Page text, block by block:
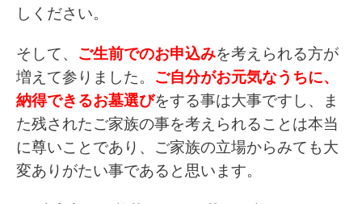
しください。
そして、 ご生前でのお申込みを考えられる方が
増えて参りました。
ご自分がお元気なうちに、
納得できるお墓選びをする事は大事ですし、ま
た残されたご家族の事を考えられることは本当
に尊いことであり、ご家族の立場からみても大
変ありがたい事であると思います。